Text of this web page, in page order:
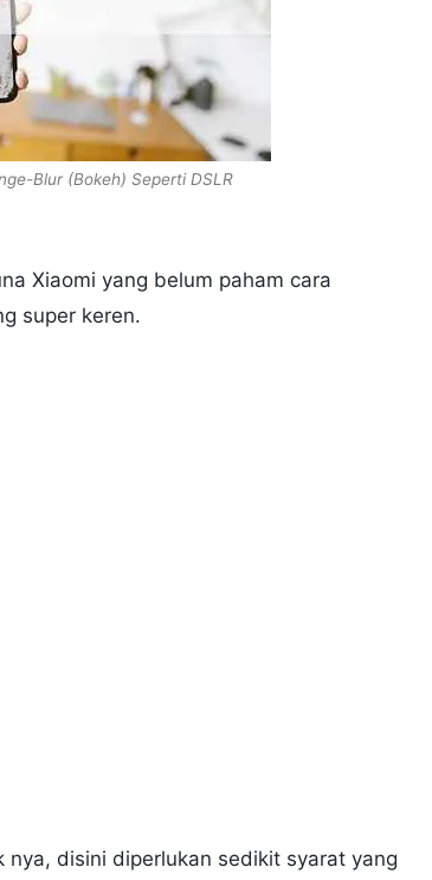
Blur (Bokeh) Seperti DSLR
Xiaomi yang belum paham cara
super keren.
disini diperlukan sedikit syarat yang